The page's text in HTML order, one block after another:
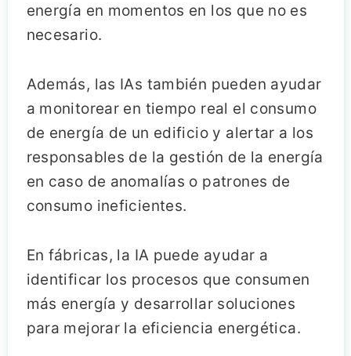
energía en momentos en los que no es
necesario.
Además, las IAs también pueden ayudar
a monitorear en tiempo real el consumo
de energía de un edificio y alertar a los
responsables de la gestión de la energía
en caso de anomalías o patrones de
consumo ineficientes.
En fábricas, la IA puede ayudar a
identificar los procesos que consumen
más energía y desarrollar soluciones
para mejorar la eficiencia energética.